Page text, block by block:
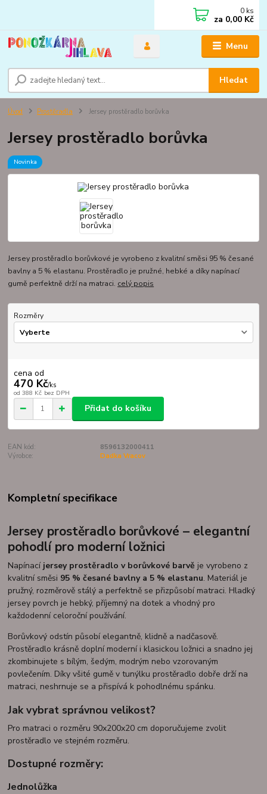
Menu
Hledat
0 ks
za 0,00 Kč
Úvod Prostěradla Jersey prostěradlo borůvka
Jersey prostěradlo borůvka
Novinka
Jersey prostěradlo borůvkové je vyrobeno z kvalitní směsi 95 % česané
bavlny a 5 % elastanu. Prostěradlo je pružné, hebké a díky napínací
gumě perfektně drží na matraci. celý popis
Rozměry
cena od
470 Kč/ks
od 388 Kč bez DPH
Přidat do košíku
EAN kód:
8596132000411
Výrobce:
Dadka Vracov
Kompletní specifikace
Jersey prostěradlo borůvkové – elegantní
pohodlí pro moderní ložnici
Napínací jersey prostěradlo v borůvkové barvě je vyrobeno z
kvalitní směsi 95 % česané bavlny a 5 % elastanu. Materiál je
pružný, rozměrově stálý a perfektně se přizpůsobí matraci. Hladký
jersey povrch je hebký, příjemný na dotek a vhodný pro
každodenní celoroční používání.
Borůvkový odstín působí elegantně, klidně a nadčasově.
Prostěradlo krásně doplní moderní i klasickou ložnici a snadno jej
zkombinujete s bílým, šedým, modrým nebo vzorovaným
povlečením. Díky všité gumě v tunýlku prostěradlo dobře drží na
matraci, neshrnuje se a přispívá k pohodlnému spánku.
Jak vybrat správnou velikost?
Pro matraci o rozměru 90x200x20 cm doporučujeme zvolit
prostěradlo ve stejném rozměru.
Dostupné rozměry:
Jednolůžka